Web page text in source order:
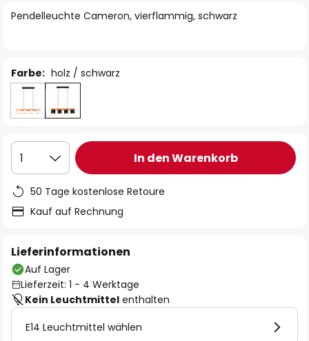
Pendelleuchte Cameron, vierflammig, schwarz
Farbe: holz / schwarz
1 In den Warenkorb
50 Tage kostenlose Retoure
Kauf auf Rechnung
Lieferinformationen
Auf Lager
Lieferzeit: 1 - 4 Werktage
Kein Leuchtmittel enthalten
E14 Leuchtmittel wählen